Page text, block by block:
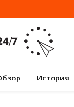
История